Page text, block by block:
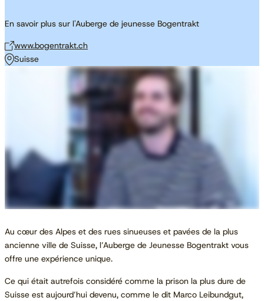
En savoir plus sur l'Auberge de jeunesse Bogentrakt
www.bogentrakt.ch
Suisse
Au cœur des Alpes et des rues sinueuses et pavées de la plus
ancienne ville de Suisse, l’Auberge de Jeunesse Bogentrakt vous
offre une expérience unique.
Ce qui était autrefois considéré comme la prison la plus dure de
Suisse est aujourd’hui devenu, comme le dit Marco Leibundgut,